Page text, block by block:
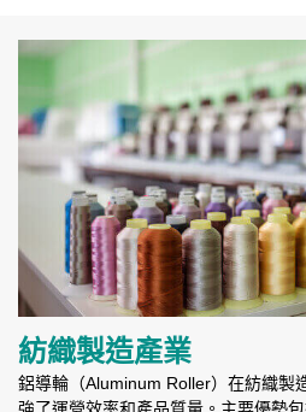
紡織製造產業
鋁導輪（Aluminum Roller）在紡織製